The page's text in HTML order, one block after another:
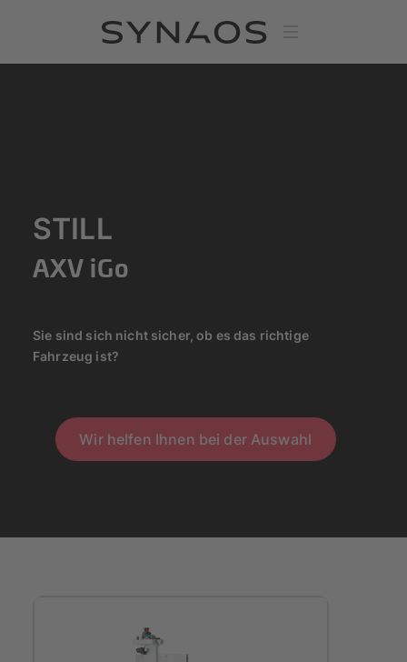
STILL
AXV iGo
Sie sind sich nicht sicher, ob es das richtige
Fahrzeug ist?
Wir helfen Ihnen bei der Auswahl